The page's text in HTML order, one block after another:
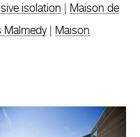
isolation
Maison de
Malmedy|
Maison